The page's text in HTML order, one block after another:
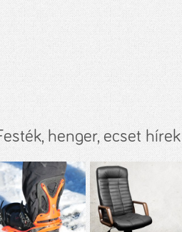
henger, ecset hírek